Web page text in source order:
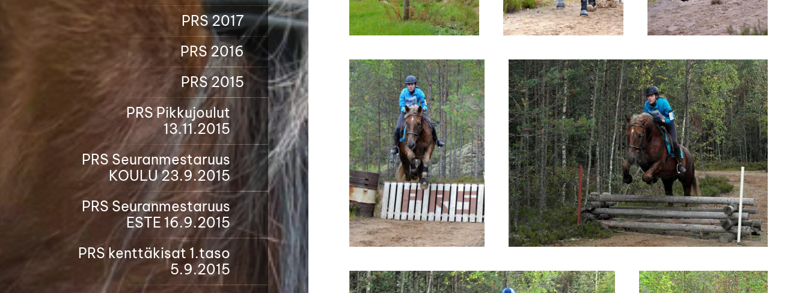
PRS 2017
PRS 2016
PRS 2015
PRS Pikkujoulut
13.11.2015
PRS Seuranmestaruus
KOULU 23.9.2015
PRS Seuranmestaruus
ESTE 16.9.2015
PRS kenttäkisat 1.taso
5.9.2015